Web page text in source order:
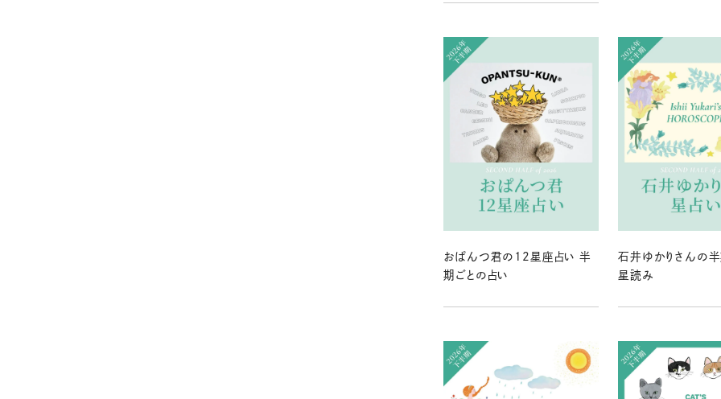
おぱんつ君の12星座占い 半
期ごとの占い
石井ゆかりさんの
星読み